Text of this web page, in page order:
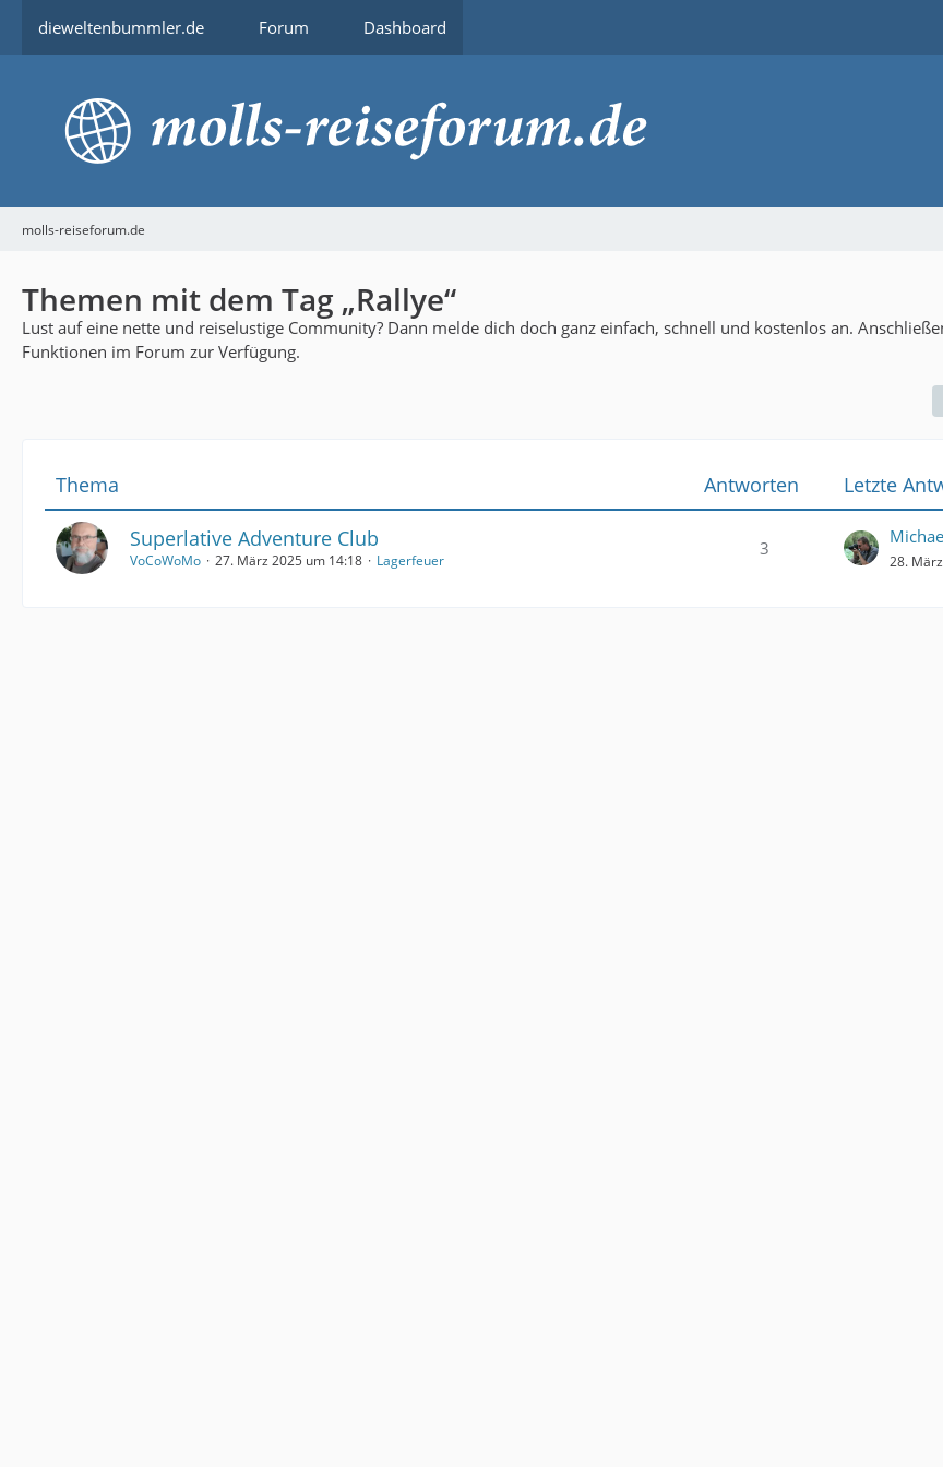
dieweltenbummler.de Forum Dashboard
molls-reiseforum.de
Themen mit dem Tag „Rallye“
Lust auf eine nette und reiselustige Community? Dann melde dich doch ganz einfach, schnell und kostenlos an.
Funktionen im Forum zur Verfügung.
Thema Antworten Letzte
Superlative Adventure Club
VoCoWoMo 27. März 2025 um 14:18 Lagerfeuer
3
28.